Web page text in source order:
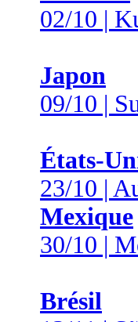
02/10 |
Japon
09/10 |
États-
23/10 |
Mexique
30/10 |
Brésil